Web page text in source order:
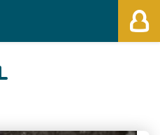
de Musique